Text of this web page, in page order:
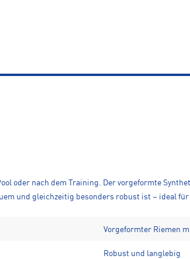
oder nach dem Training. Der vorgeformte
und gleichzeitig besonders robust ist – ideal
Vorgeformter Riemen
Robust und langlebig